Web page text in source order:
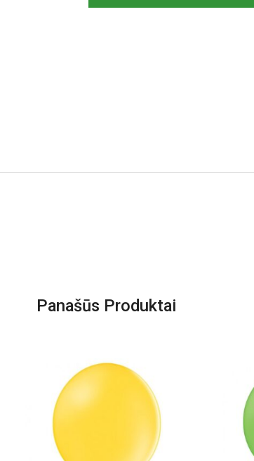
Panašūs Produktai